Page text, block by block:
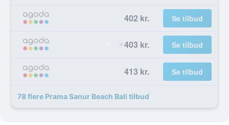
402 kr. Se tilbud
403 kr. Se tilbud
413 kr. Se tilbud
78 flere Prama Sanur Beach Bali tilbud